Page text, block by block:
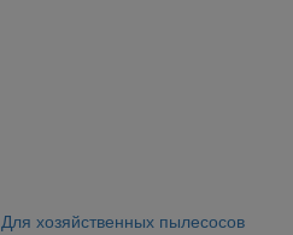
Для хозяйственных пылесосов